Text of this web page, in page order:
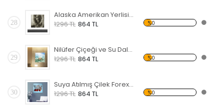
28
Alaska Amerikan Yerlisi Forex Tablo
1296 TL 864 TL %0
29
Nilüfer Çiçeği ve Su Dalgası Forex Tablo
1296 TL 864 TL %0
30
Suya Atılmış Çilek Forex Tablo
1296 TL 864 TL %0